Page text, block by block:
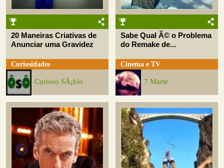
20 Maneiras Criativas de
Anunciar uma Gravidez
Curiosidades
Curioso SÃ¡bio
Sabe Qual Ã© o Problema
do Remake de...
Cinema e TV
7 Marte